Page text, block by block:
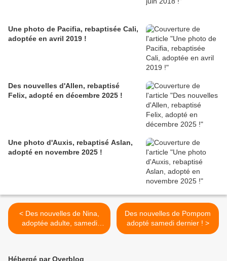
Une photo de Pacifia, rebaptisée Cali,
adoptée en avril 2019 !
Des nouvelles d'Allen, rebaptisé
Felix, adopté en décembre 2025 !
Une photo d'Auxis, rebaptisé Aslan,
adopté en novembre 2025 !
< Des nouvelles de Nina,
adoptée adulte, samedi
dernier !
Des nouvelles de Pompom
adopté samedi dernier ! >
Hébergé par Overblog